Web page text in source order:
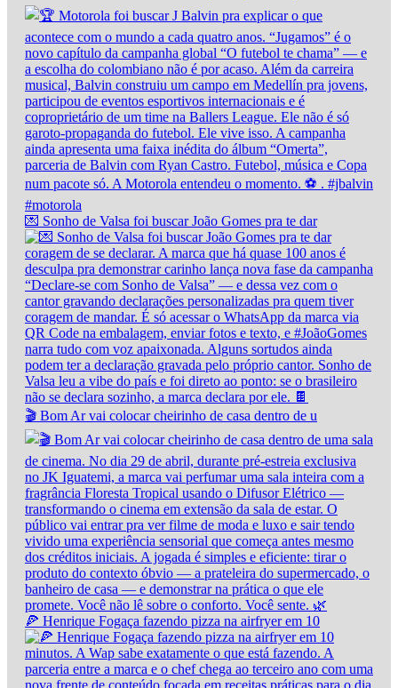
💌 Sonho de Valsa foi buscar João Gomes pra te dar
🎬 Bom Ar vai colocar cheirinho de casa dentro de u
🍕 Henrique Fogaça fazendo pizza na airfryer em 10